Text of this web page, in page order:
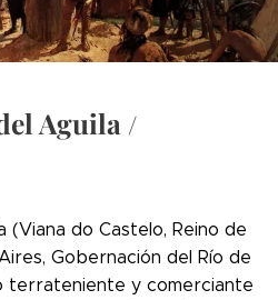
Aguila /
(Viana do Castelo, Reino de
Gobernación del Río de
terrateniente y comerciante